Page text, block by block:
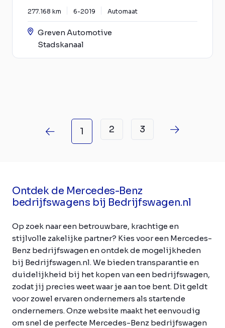
277.168 km 6-2019 Automaat
Greven Automotive
Stadskanaal
1 2 3
Ontdek de Mercedes-Benz
bedrijfswagens bij Bedrijfswagen.nl
Op zoek naar een betrouwbare, krachtige en
stijlvolle zakelijke partner? Kies voor een Mercedes-
Benz bedrijfswagen en ontdek de mogelijkheden
bij Bedrijfswagen.nl. We bieden transparantie en
duidelijkheid bij het kopen van een bedrijfswagen,
zodat jij precies weet waar je aan toe bent. Dit geldt
voor zowel ervaren ondernemers als startende
ondernemers. Onze website maakt het eenvoudig
om snel de perfecte Mercedes-Benz bedrijfswagen